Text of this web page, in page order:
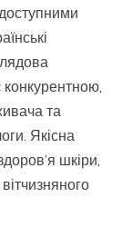
та
Якісна
шкіри,